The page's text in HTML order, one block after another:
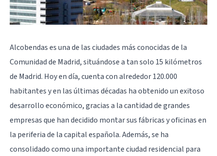
Alcobendas es una de las ciudades más conocidas de la
Comunidad de Madrid, situándose a tan solo 15 kilómetros
de Madrid. Hoy en día, cuenta con alrededor 120.000
habitantes y en las últimas décadas ha obtenido un exitoso
desarrollo económico, gracias a la cantidad de grandes
empresas que han decidido montar sus fábricas y oficinas en
la periferia de la capital española. Además, se ha
consolidado como una importante ciudad residencial para